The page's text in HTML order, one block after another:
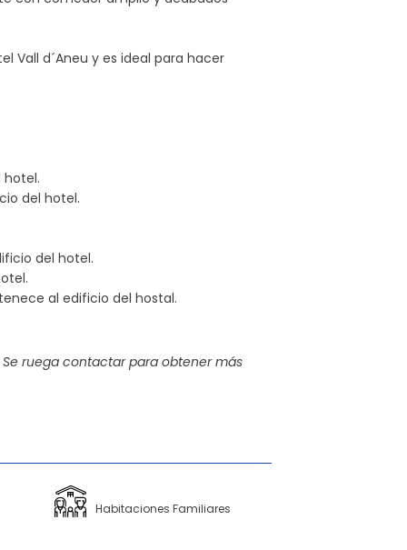
Vall d´Aneu y es ideal para hacer
hotel.
del hotel.
del hotel.
al edificio del hostal.
ruega contactar para obtener más
Habitaciones Familiares